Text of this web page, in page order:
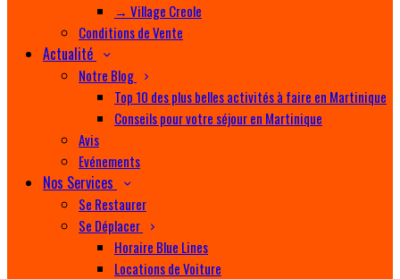
→ Village Creole
Conditions de Vente
Actualité
Notre Blog
Top 10 des plus belles activités à faire en Martinique
Conseils pour votre séjour en Martinique
Avis
Evénements
Nos Services
Se Restaurer
Se Déplacer
Horaire Blue Lines
Locations de Voiture